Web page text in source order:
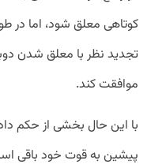
کوتاهی معلق شود، اما
تجدید نظر با معلق شدن
موافقت کند.
با این حال بخشی از حکم
پیشین به قوت خود باقی